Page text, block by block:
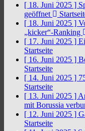
[ 18. Juni 2025 ]
geöffnet
[ 18. Juni 2025 ]
„kicker“-Ranking
[ 17. Juni 2025 ]
Startseite
[ 16. Juni 2025 ]
Startseite
[ 14. Juni 2025 ]
Startseite
[ 13. Juni 2025 ]
mit Borussia
[ 12. Juni 2025 ]
Startseite